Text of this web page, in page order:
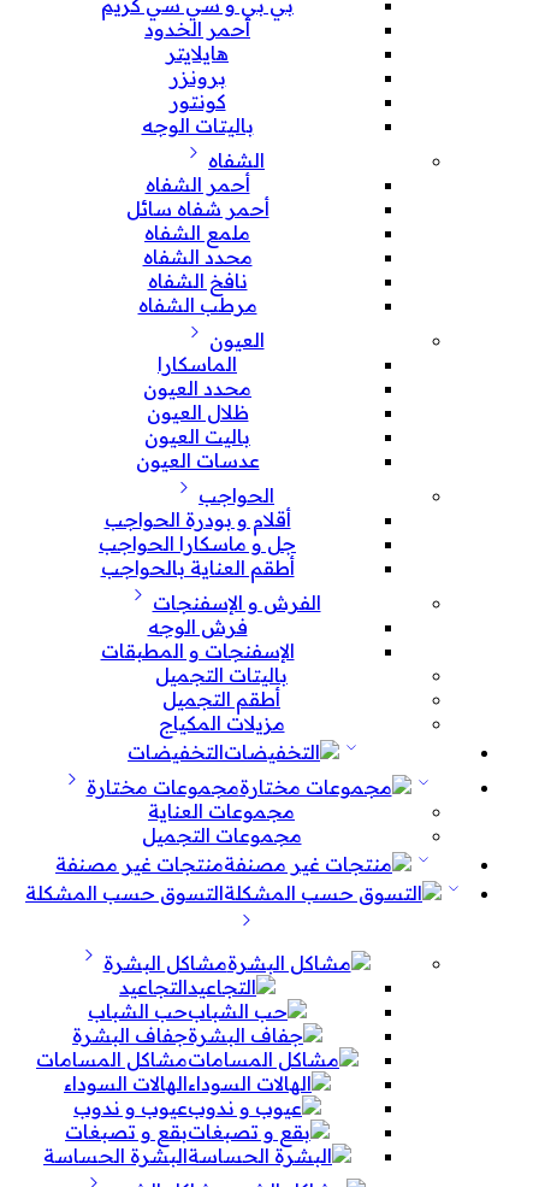
أحمر الخدود
هايلايتر
برونزر
كونتور
باليتات الوجه
الشفاه
أحمر الشفاه
أحمر شفاه سائل
ملمع الشفاه
محدد الشفاه
نافخ الشفاه
مرطب الشفاه
العيون
الماسكارا
محدد العيون
ظلال العيون
باليت العيون
عدسات العيون
الحواجب
أقلام و بودرة الحواجب
جل و ماسكارا الحواجب
أطقم العناية بالحواجب
الفرش و الإسفنجات
فرش الوجه
الإسفنجات و المطبقات
باليتات التجميل
أطقم التجميل
مزيلات المكياج
التخفيضات
مجموعات مختارة
مجموعات العناية
مجموعات التجميل
منتجات غير مصنفة
التسوق حسب المشكلة
مشاكل البشرة
التجاعيد
حب الشباب
جفاف البشرة
مشاكل المسامات
الهالات السوداء
عيوب و ندوب
بقع و تصبغات
البشرة الحساسة